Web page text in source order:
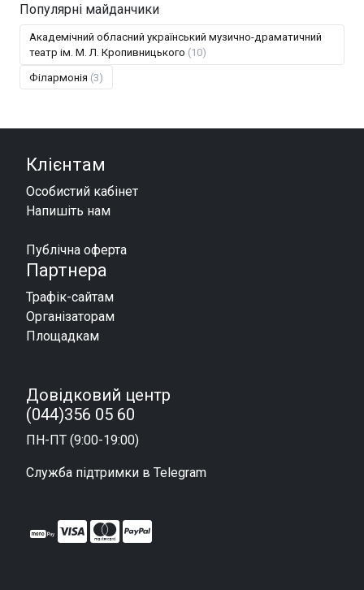
Популярні майданчики
Академічний обласний український музично-драматичний
театр ім. М. Л. Кропивницького (10)
Філармонія (3)
Клієнтам
Особистий кабінет
Напишіть нам
Публічна оферта
Партнера
Трафік-сайтам
Організаторам
Площадкам
Довідковий центр
(044)356 05 60
ПН-ПТ (9:00-19:00)
Служба підтримки в Telegram